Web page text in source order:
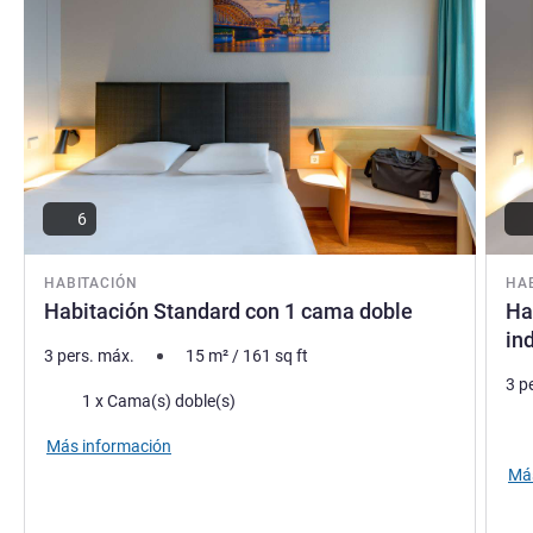
HABITACIÓN
Habitación Standard con 1 cama doble
6
3 pers. máx. 15 m²/ 161 sq ft
Ropa de cama
1 x Cama(s) doble(s)
Más información
3